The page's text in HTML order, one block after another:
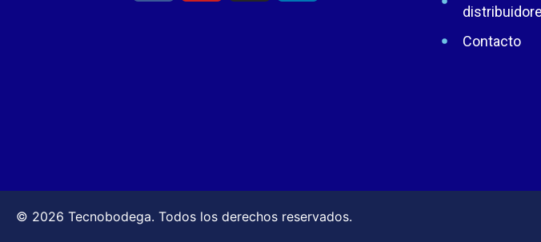
Contacto
© 2026 Tecnobodega. Todos los derechos reservados.